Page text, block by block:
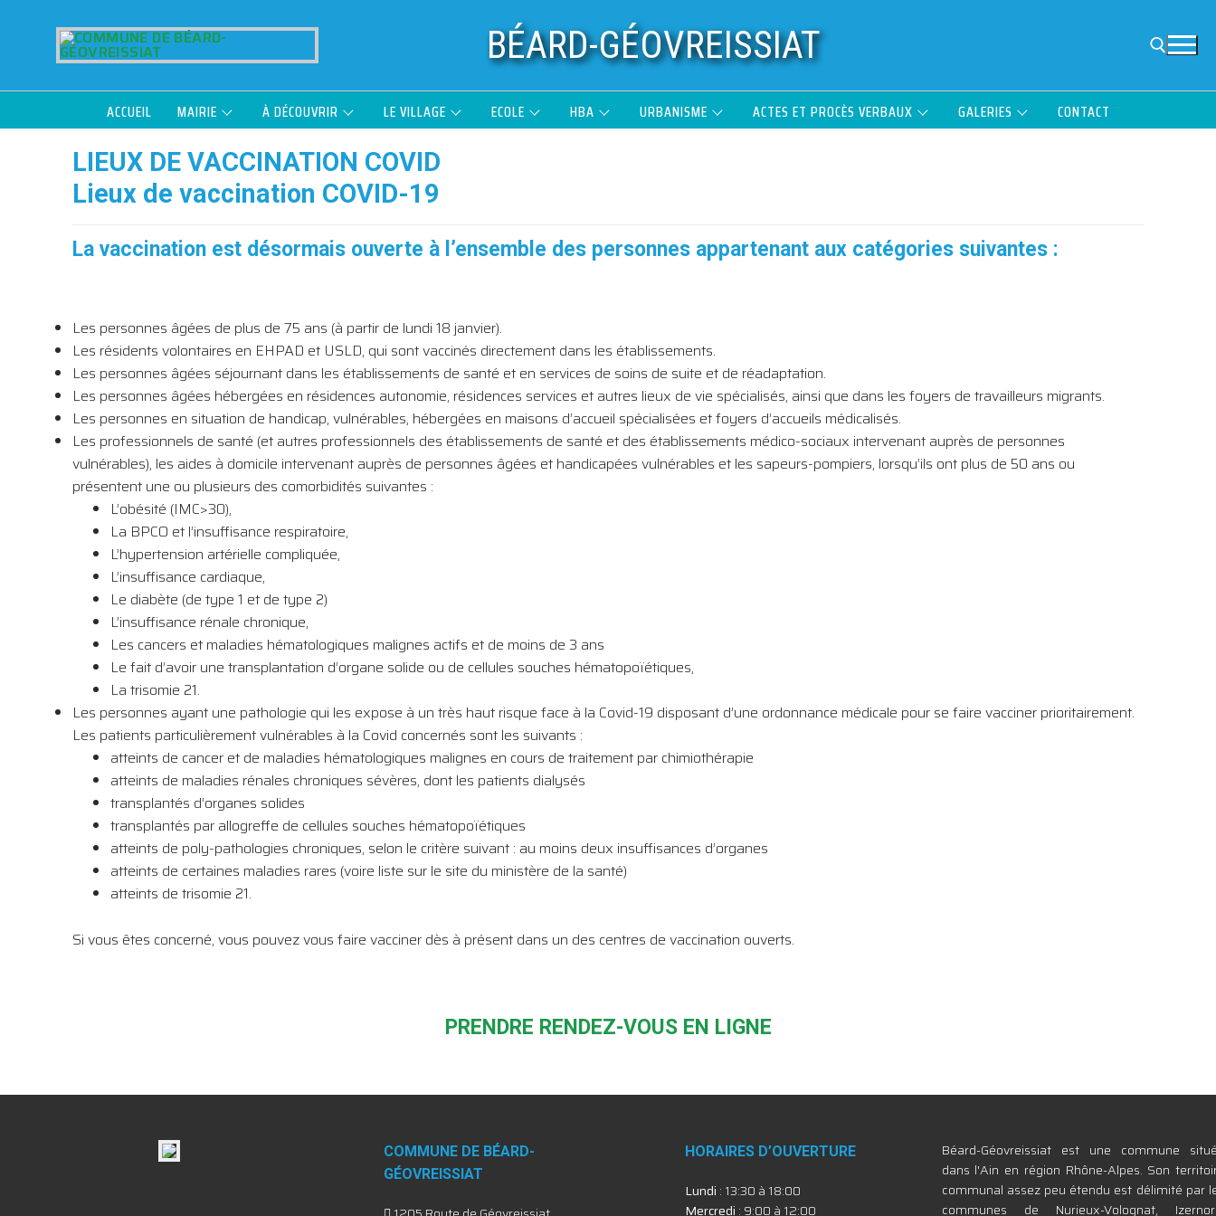
BÉARD-GÉOVREISSIAT
ACCUEIL MAIRIE À DÉCOUVRIR LE VILLAGE ECOLE HBA URBANISME ACTES ET PROCÈS VERBAUX GALERIES CONTACT
LIEUX DE VACCINATION COVID
Lieux de vaccination COVID-19
La vaccination est désormais ouverte à l’ensemble des personnes appartenant aux catégories suivantes :
Les personnes âgées de plus de 75 ans (à partir de lundi 18 janvier).
Les résidents volontaires en EHPAD et USLD, qui sont vaccinés directement dans les établissements.
Les personnes âgées séjournant dans les établissements de santé et en services de soins de suite et de réadaptation.
Les personnes âgées hébergées en résidences autonomie, résidences services et autres lieux de vie spécialisés, ainsi que dans les foyers de travailleurs migrants.
Les personnes en situation de handicap, vulnérables, hébergées en maisons d’accueil spécialisées et foyers d’accueils médicalisés.
Les professionnels de santé (et autres professionnels des établissements de santé et des établissements médico-sociaux intervenant auprès de personnes
vulnérables), les aides à domicile intervenant auprès de personnes âgées et handicapées vulnérables et les sapeurs-pompiers, lorsqu’ils ont plus de 50 ans ou
présentent une ou plusieurs des comorbidités suivantes :
L’obésité (IMC>30),
La BPCO et l’insuffisance respiratoire,
L’hypertension artérielle compliquée,
L’insuffisance cardiaque,
Le diabète (de type 1 et de type 2)
L’insuffisance rénale chronique,
Les cancers et maladies hématologiques malignes actifs et de moins de 3 ans
Le fait d’avoir une transplantation d’organe solide ou de cellules souches hématopoïétiques,
La trisomie 21.
Les personnes ayant une pathologie qui les expose à un très haut risque face à la Covid-19 disposant d’une ordonnance médicale pour se faire vacciner prioritairement.
Les patients particulièrement vulnérables à la Covid concernés sont les suivants :
atteints de cancer et de maladies hématologiques malignes en cours de traitement par chimiothérapie
atteints de maladies rénales chroniques sévères, dont les patients dialysés
transplantés d’organes solides
transplantés par allogreffe de cellules souches hématopoïétiques
atteints de poly-pathologies chroniques, selon le critère suivant : au moins deux insuffisances d’organes
atteints de certaines maladies rares (voire liste sur le site du ministère de la santé)
atteints de trisomie 21.
Si vous êtes concerné, vous pouvez vous faire vacciner dès à présent dans un des centres de vaccination ouverts.
PRENDRE RENDEZ-VOUS EN LIGNE
COMMUNE DE BÉARD-
GÉOVREISSIAT
HORAIRES D’OUVERTURE
Lundi : 13:30 à 18:00
Mercredi : 9:00 à 12:00
Béard-Géovreissiat est une commune
dans l'Ain en région Rhône-Alpes. Son
communal assez peu étendu est délimité par
communes de Nurieux-Volognat,